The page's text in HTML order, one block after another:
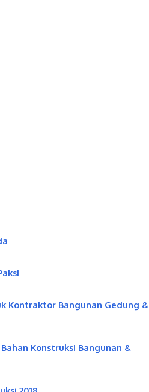
Kontraktor Bangunan Gedung &
Konstruksi Bangunan &